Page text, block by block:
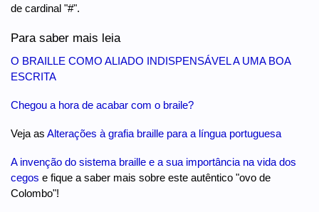
de cardinal "#".
Para saber mais leia
O BRAILLE COMO ALIADO INDISPENSÁVEL A UMA BOA
ESCRITA
Chegou a hora de acabar com o braile?
Veja as Alterações à grafia braille para a língua portuguesa
A invenção do sistema braille e a sua importância na vida dos
cegos e fique a saber mais sobre este autêntico "ovo de
Colombo"!